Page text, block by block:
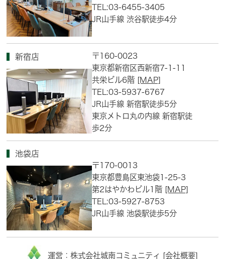
TEL:03-6455-3405
JR山手線 渋谷駅徒歩4分
新宿店
〒160-0023
東京都新宿区西新宿7-1-11
共栄ビル6階 [MAP]
TEL:03-5937-6767
JR山手線 新宿駅徒歩5分
東京メトロ丸の内線 新宿駅徒
歩2分
池袋店
〒170-0013
東京都豊島区東池袋1-25-3
第2はやかわビル1階 [MAP]
TEL:03-5927-8753
JR山手線 池袋駅徒歩5分
運営：株式会社城南コミュニティ [会社概要]